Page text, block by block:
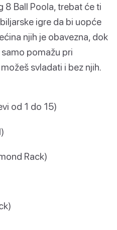
8 Ball Poola, trebat će ti
igre da bi uopće
njih je obavezna, dok
pomažu pri
svladati i bez njih.
od 1 do 15)
Rack)